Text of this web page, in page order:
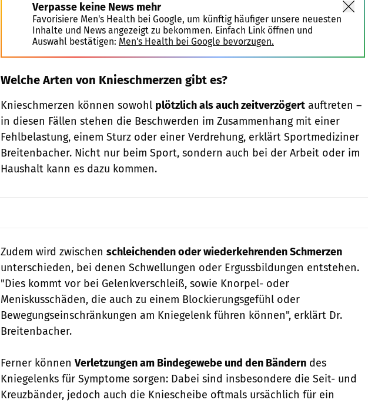
Verpasse keine News mehr
Favorisiere Men's Health bei Google, um künftig häufiger unsere neuesten
Inhalte und News angezeigt zu bekommen. Einfach Link öffnen und
Auswahl bestätigen: Men's Health bei Google bevorzugen.
Welche Arten von Knieschmerzen gibt es?
Knieschmerzen können sowohl plötzlich als auch zeitverzögert auftreten –
in diesen Fällen stehen die Beschwerden im Zusammenhang mit einer
Fehlbelastung, einem Sturz oder einer Verdrehung, erklärt Sportmediziner
Breitenbacher. Nicht nur beim Sport, sondern auch bei der Arbeit oder im
Haushalt kann es dazu kommen.
Zudem wird zwischen schleichenden oder wiederkehrenden Schmerzen
unterschieden, bei denen Schwellungen oder Ergussbildungen entstehen.
"Dies kommt vor bei Gelenkverschleiß, sowie Knorpel- oder
Meniskusschäden, die auch zu einem Blockierungsgefühl oder
Bewegungseinschränkungen am Kniegelenk führen können", erklärt Dr.
Breitenbacher.
Ferner könnenVerletzungen am Bindegewebe und den Bändern des
Kniegelenks für Symptome sorgen: Dabei sind insbesondere die Seit- und
Kreuzbänder, jedoch auch die Kniescheibe oftmals ursächlich für ein